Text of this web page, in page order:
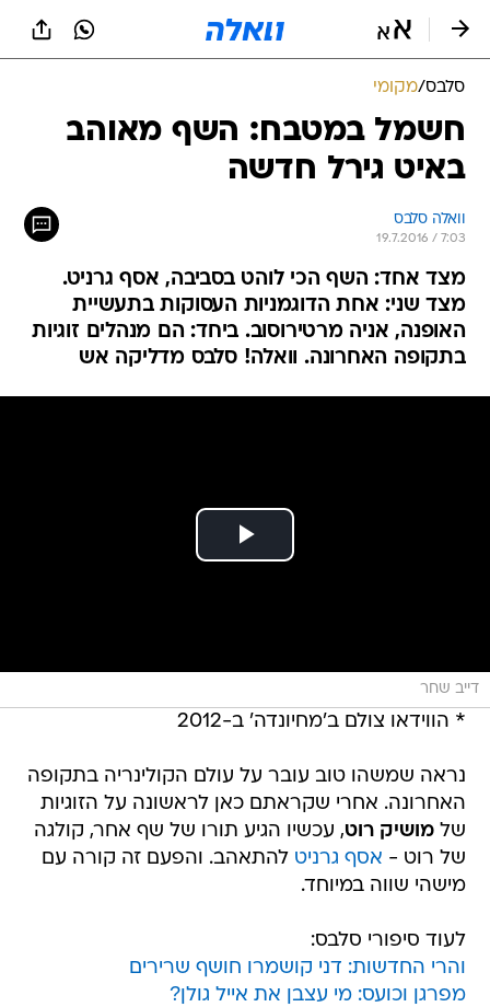
סלבס/מקומי
חשמל במטבח: השף מאוהב
באיט גירל חדשה
וואלה סלבס
19.7.2016 / 7:03
מצד אחד: השף הכי לוהט בסביבה, אסף גרניט.
מצד שני: אחת הדוגמניות העסוקות בתעשיית
האופנה, אניה מרטירוסוב. ביחד: הם מנהלים זוגיות
בתקופה האחרונה. וואלה! סלבס מדליקה אש
דייב שחר
* הווידאו צולם ב'מחיונדה' ב-2012
נראה שמשהו טוב עובר על עולם הקולינריה בתקופה
האחרונה. אחרי שקראתם כאן לראשונה על הזוגיות
שלמושיק רוט, עכשיו הגיע תורו של שף אחר, קולגה
של רוט - אסף גרניט להתאהב. והפעם זה קורה עם
מישהי שווה במיוחד.
לעוד סיפורי סלבס:
והרי החדשות: דני קושמרו חושף שרירים
מפרגן וכועס: מי עצבן את אייל גולן?